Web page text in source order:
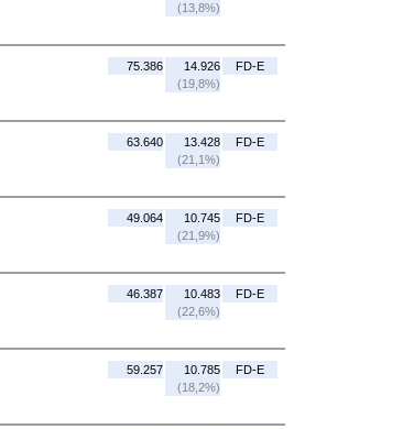
(13,8%)
75.386
14.926
(19,8%)
FD-E
63.640
13.428
(21,1%)
FD-E
49.064
10.745
(21,9%)
FD-E
46.387
10.483
(22,6%)
FD-E
59.257
10.785
(18,2%)
FD-E